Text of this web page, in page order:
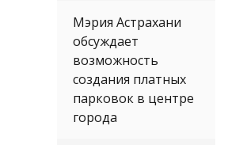
Мэрия Астрахани
обсуждает
возможность
создания платных
парковок в центре
города